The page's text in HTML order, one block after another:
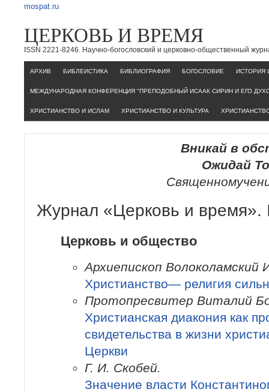
mospat.ru
ЦЕРКОВЬ И ВРЕМЯ
ISSN 2221-8246. Научно-богословский и церковно-общественный
AРХИВ БИБЛЕИСТИКА БИБЛИОГРАФИЯ БОГОСЛОВИЕ ИСТОРИЯ
МЕЖДУНАРОДНАЯ КОНФЕРЕНЦИЯ "ПРЕПОДОБНЫЙ ИСААК СИРИН И ЕГО
ХРИСТИАНСТВО И ИСЛАМ ХРИСТИАНСТВО И КУЛЬТУРА
Вникай в
Ожидай
Журнал «Церковь и
Церковь и общество
Архиепископ
Христианство— религия
Протопресвитер Виталий
Христианская диакония как
свидетельства в жизни
Церкви
Г. И. Скобей.
Значение власти